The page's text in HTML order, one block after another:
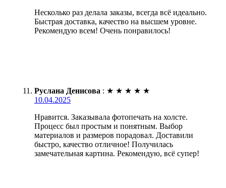
Несколько раз делала заказы, всегда всё идеально.
Быстрая доставка, качество на высшем уровне.
Рекомендую всем! Очень понравилось!
Руслана Денисова : ★ ★ ★ ★ ★
10.04.2025
Нравится. Заказывала фотопечать на холсте.
Процесс был простым и понятным. Выбор
материалов и размеров порадовал. Доставили
быстро, качество отличное! Получилась
замечательная картина. Рекомендую, всё супер!